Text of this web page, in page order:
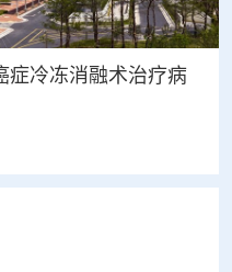
症冷冻消融术治疗病